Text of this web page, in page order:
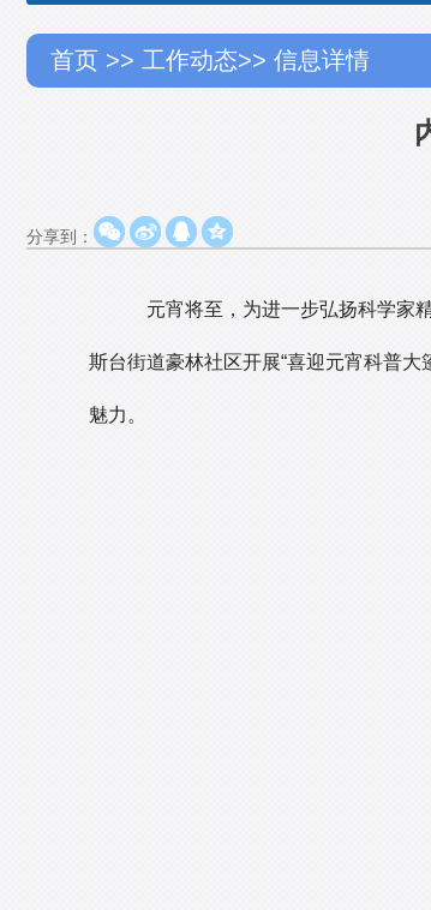
首页 >> 工作动态>> 信息详情
分享到：
元宵将至，为进一步弘扬科学家
斯台街道豪林社区开展“喜迎元宵科普
魅力。